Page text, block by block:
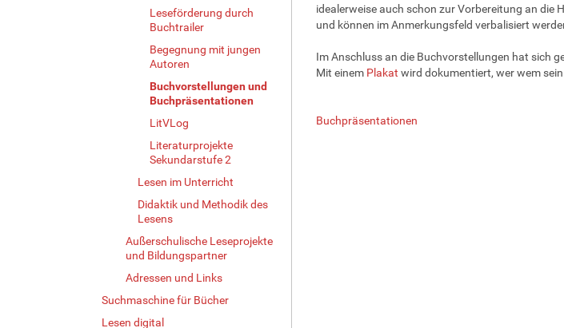
Leseförderung durch
Buchtrailer
Begegnung mit jungen
Autoren
Buchvorstellungen und
Buchpräsentationen
LitVLog
Literaturprojekte
Sekundarstufe 2
Lesen im Unterricht
Didaktik und Methodik des
Lesens
Außerschulische Leseprojekte
und Bildungspartner
Adressen und Links
Suchmaschine für Bücher
Lesen digital
idealerweise auch schon zur Vorbereitung an die
und können im Anmerkungsfeld verbalisiert
Im Anschluss an die Buchvorstellungen hat sich
Mit einem Plakat wird dokumentiert, wer wem
Buchpräsentationen